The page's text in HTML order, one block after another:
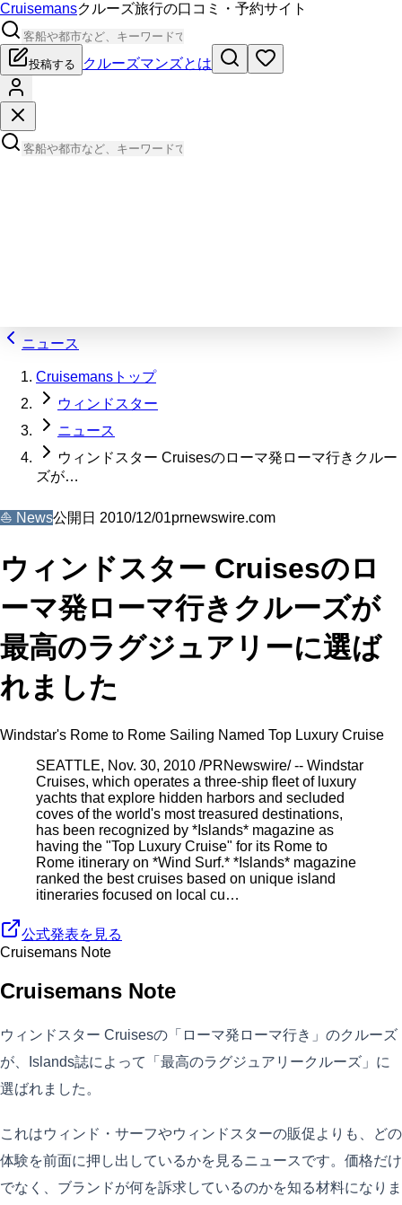
Cruisemansクルーズ旅行の口コミ・予約サイト
投稿する クルーズマンズとは
ニュース
Cruisemansトップ
ウィンドスター
ニュース
ウィンドスター Cruisesのローマ発ローマ行きクルー
ズが…
⛵ News公開日 2010/12/01prnewswire.com
ウィンドスター Cruisesのロ
ーマ発ローマ行きクルーズが
最高のラグジュアリーに選ば
れました
Windstar's Rome to Rome Sailing Named Top Luxury Cruise
SEATTLE, Nov. 30, 2010 /PRNewswire/ -- Windstar
Cruises, which operates a three-ship fleet of luxury
yachts that explore hidden harbors and secluded
coves of the world's most treasured destinations,
has been recognized by *Islands* magazine as
having the "Top Luxury Cruise" for its Rome to
Rome itinerary on *Wind Surf.* *Islands* magazine
ranked the best cruises based on unique island
itineraries focused on local cu…
公式発表を見る
Cruisemans Note
Cruisemans Note
ウィンドスター Cruisesの「ローマ発ローマ行き」のクルーズ
が、Islands誌によって「最高のラグジュアリークルーズ」に
選ばれました。
これはウィンド・サーフやウィンドスターの販促よりも、どの
体験を前面に押し出しているかを見るニュースです。価格だけ
でなく、ブランドが何を訴求しているのかを知る材料になりま